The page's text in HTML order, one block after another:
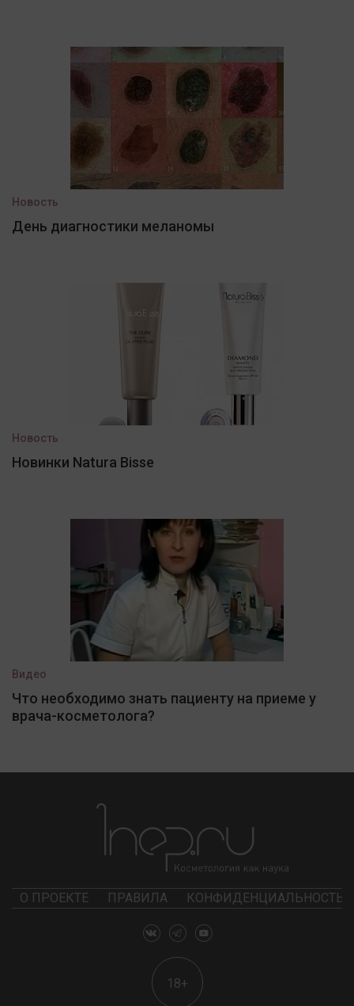
Новость
День диагностики меланомы
Новость
Новинки Natura Bisse
Видео
Что необходимо знать пациенту на приеме у
врача-косметолога?
О ПРОЕКТЕ ПРАВИЛА КОНФИДЕНЦИАЛЬНОСТЬ
18+